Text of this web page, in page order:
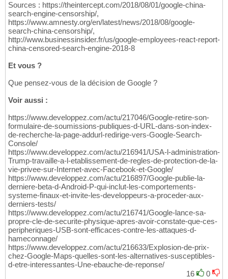
Sources : https://theintercept.com/2018/08/01/google-china-
search-engine-censorship/,
https://www.amnesty.org/en/latest/news/2018/08/google-
search-china-censorship/,
http://www.businessinsider.fr/us/google-employees-react-report-
china-censored-search-engine-2018-8
Et vous ?
Que pensez-vous de la décision de Google ?
Voir aussi :
https://www.developpez.com/actu/217046/Google-retire-son-
formulaire-de-soumissions-publiques-d-URL-dans-son-index-
de-recherche-la-page-addurl-redirige-vers-Google-Search-
Console/
https://www.developpez.com/actu/216941/USA-l-administration-
Trump-travaille-a-l-etablissement-de-regles-de-protection-de-la-
vie-privee-sur-Internet-avec-Facebook-et-Google/
https://www.developpez.com/actu/216897/Google-publie-la-
derniere-beta-d-Android-P-qui-inclut-les-comportements-
systeme-finaux-et-invite-les-developpeurs-a-proceder-aux-
derniers-tests/
https://www.developpez.com/actu/216741/Google-lance-sa-
propre-cle-de-securite-physique-apres-avoir-constate-que-ces-
peripheriques-USB-sont-efficaces-contre-les-attaques-d-
hameconnage/
https://www.developpez.com/actu/216633/Explosion-de-prix-
chez-Google-Maps-quelles-sont-les-alternatives-susceptibles-
d-etre-interessantes-Une-ebauche-de-reponse/
16
0